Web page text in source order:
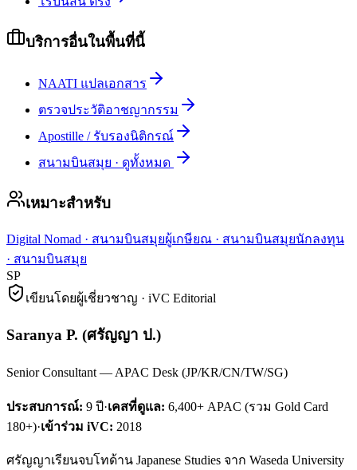
บริการอื่นในพื้นที่นี้
NAATI แปลเอกสาร
ตรวจประวัติอาชญากรรม
Apostille / รับรองนิติกรณ์
สนามบินสมุย · ดูทั้งหมด
เหมาะสำหรับ
Digital Nomad · สนามบินสมุยผู้เกษียณ · สนามบินสมุยนักลงทุน
· สนามบินสมุย
SP
เขียนโดยผู้เชี่ยวชาญ · iVC Editorial
Saranya P. (ศรัญญา ป.)
Senior Consultant — APAC Desk (JP/KR/CN/TW/SG)
ประสบการณ์: 9 ปี·เคสที่ดูแล: 6,400+ APAC (รวม Gold Card
180+)·เข้าร่วม iVC: 2018
ศรัญญาเรียนจบโทด้าน Japanese Studies จาก Waseda University